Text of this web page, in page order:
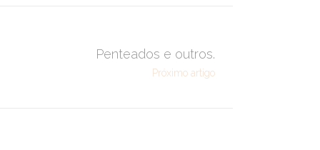
Penteados e outros.
Próximo artigo